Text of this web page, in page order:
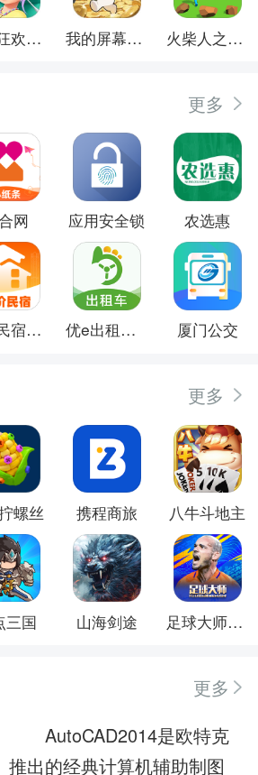
牙齿狂欢派对 我的屏幕在喷钱 火柴人之觉醒年代
更多
网 应用安全锁 农选惠
特价民宿预订 优e出租司机 厦门公交
更多
螺丝 携程商旅 八牛斗地主
三国 山海剑途 足球大师黄金一代
更多
AutoCAD2014是欧特克
推出的经典计算机辅助制图